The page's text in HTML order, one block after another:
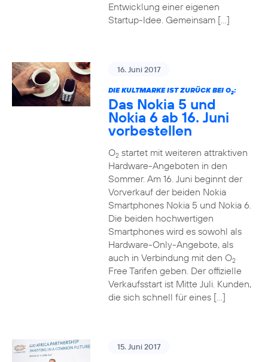
Entwicklung einer eigenen
Startup-Idee. Gemeinsam […]
16. Juni 2017
DIE KULTMARKE IST ZURÜCK BEI O2:
Das Nokia 5 und
Nokia 6 ab 16. Juni
vorbestellen
O2startet mit weiteren attraktiven
Hardware-Angeboten in den
Sommer. Am 16. Juni beginnt der
Vorverkauf der beiden Nokia
Smartphones Nokia 5 und Nokia 6.
Die beiden hochwertigen
Smartphones wird es sowohl als
Hardware-Only-Angebote, als
auch in Verbindung mit den O2
Free Tarifen geben. Der offizielle
Verkaufsstart ist Mitte Juli. Kunden,
die sich schnell für eines […]
15. Juni 2017